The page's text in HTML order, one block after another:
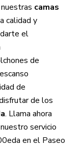
camas
calidad y
el
de
de
de los
. Llama ahora
servicio
en el Paseo